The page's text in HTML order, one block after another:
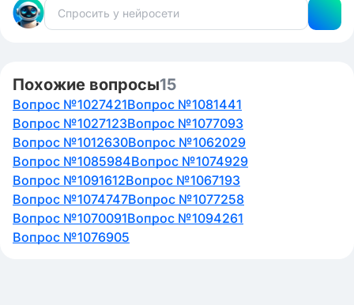
Похожие вопросы15
Вопрос №1027421Вопрос №1081441
Вопрос №1027123Вопрос №1077093
Вопрос №1012630Вопрос №1062029
Вопрос №1085984Вопрос №1074929
Вопрос №1091612Вопрос №1067193
Вопрос №1074747Вопрос №1077258
Вопрос №1070091Вопрос №1094261
Вопрос №1076905